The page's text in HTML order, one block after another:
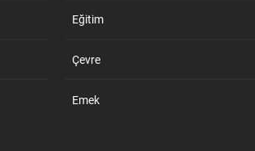
Eğitim
Çevre
Emek